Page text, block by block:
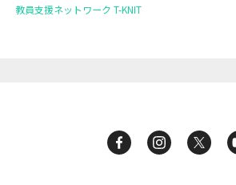
教員支援ネットワーク T-KNIT